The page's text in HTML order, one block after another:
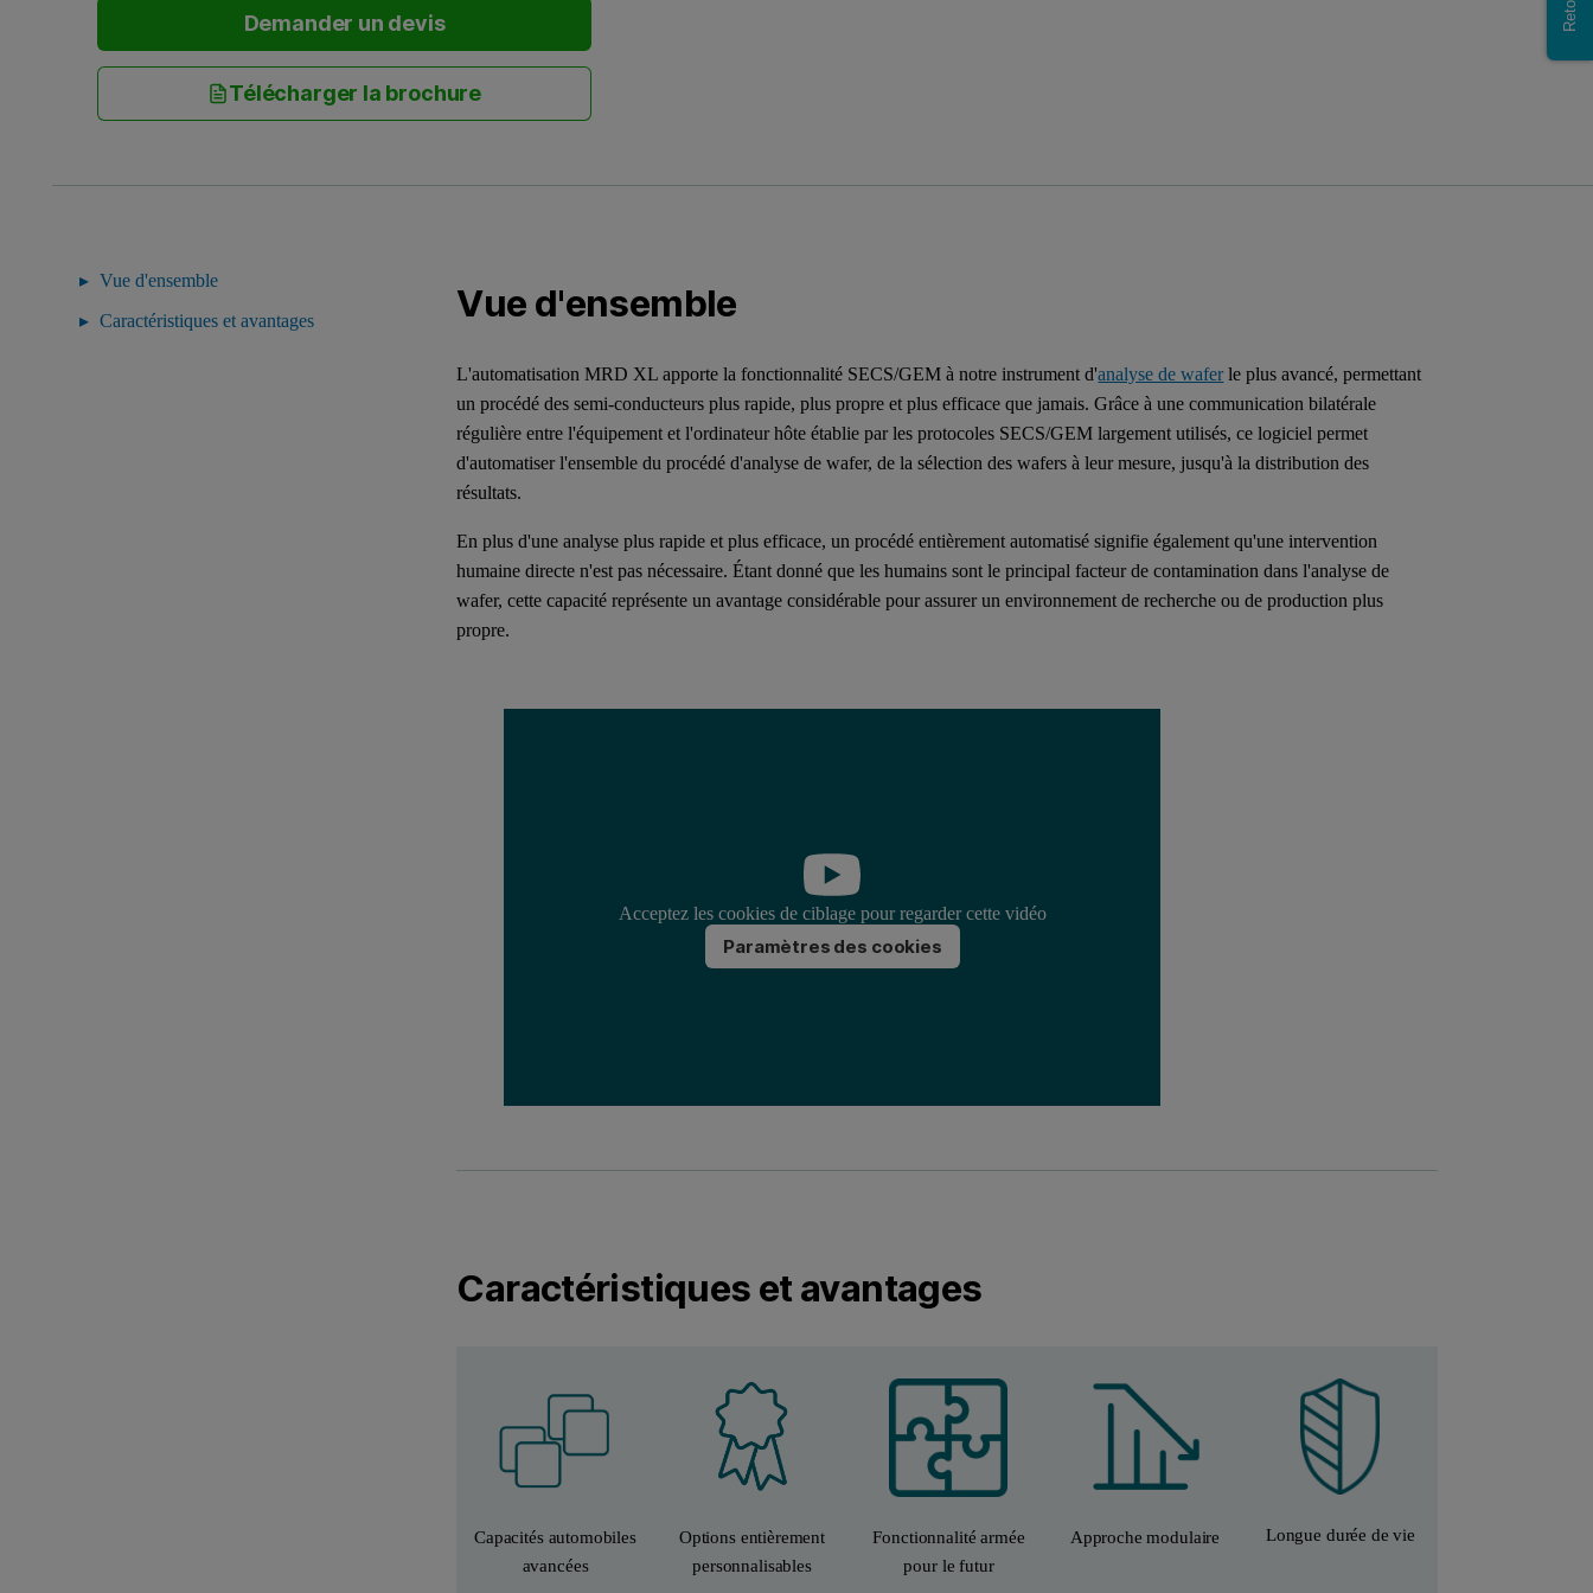
Demander un devis
Télécharger la brochure
Vue d'ensemble
Caractéristiques et avantages
Vue d'ensemble
L'automatisation MRD XL apporte la fonctionnalité SECS/GEM à notre instrument d'analyse de waferle plus avancé, permettant
un procédé des semi-conducteurs plus rapide, plus propre et plus efficace que jamais. Grâce à une communication bilatérale
régulière entre l'équipement et l'ordinateur hôte établie par les protocoles SECS/GEM largement utilisés, ce logiciel permet
d'automatiser l'ensemble du procédé d'analyse de wafer, de la sélection des wafers à leur mesure, jusqu'à la distribution des
résultats.
En plus d'une analyse plus rapide et plus efficace, un procédé entièrement automatisé signifie également qu'une intervention
humaine directe n'est pas nécessaire. Étant donné que les humains sont le principal facteur de contamination dans l'analyse de
wafer, cette capacité représente un avantage considérable pour assurer un environnement de recherche ou de production plus
propre.
Acceptez les cookies de ciblage pour regarder cette vidéo
Paramètres des cookies
Caractéristiques et avantages
Capacités automobiles
avancées
Options entièrement
personnalisables
Fonctionnalité armée
pour le futur
Approche modulaire Longue durée de vie